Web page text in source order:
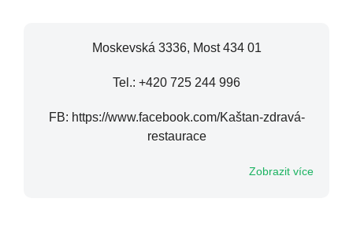
Moskevská 3336, Most 434 01
Tel.: +420 725 244 996
FB: https://www.facebook.com/Kaštan-zdravá-
restaurace
Zobrazit více